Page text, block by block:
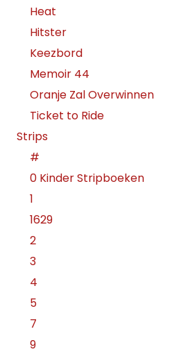
Heat
Hitster
Keezbord
Memoir 44
Oranje Zal Overwinnen
Ticket to Ride
Strips
#
0 Kinder Stripboeken
1
1629
2
3
4
5
7
9